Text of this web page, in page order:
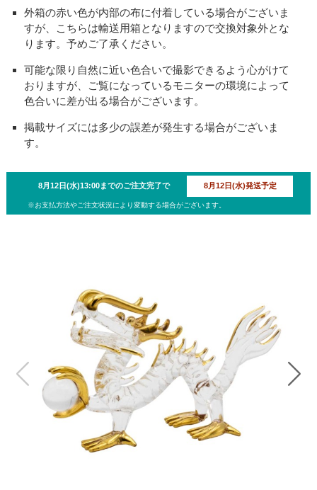
外箱の赤い色が内部の布に付着している場合がございま
すが、こちらは輸送用箱となりますので交換対象外とな
ります。予めご了承ください。
可能な限り自然に近い色合いで撮影できるよう心がけて
おりますが、ご覧になっているモニターの環境によって
色合いに差が出る場合がございます。
掲載サイズには多少の誤差が発生する場合がございま
す。